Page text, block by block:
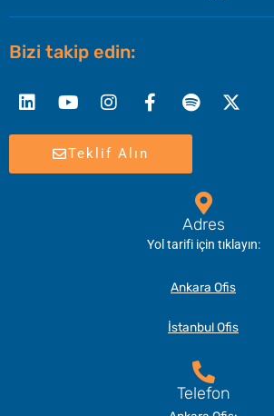
Bizi takip edin:
f
twitter
Teklif Alın
Adres
Yol tarifi için tıklayın:
Ankara Ofis
İstanbul Ofis
Telefon